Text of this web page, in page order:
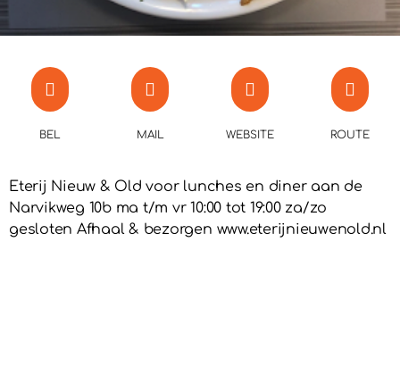
BEL MAIL WEBSITE ROUTE
Eterij Nieuw & Old voor lunches en diner aan de
Narvikweg 10b ma t/m vr 10:00 tot 19:00 za/zo
gesloten Afhaal & bezorgen www.eterijnieuwenold.nl